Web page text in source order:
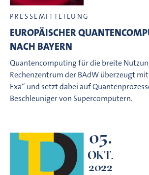
PRESSEMITTEILUNG
EUROPÄISCHER
NACH BAYERN
Quantencomputing für die breite
Rechenzentrum der BAdW überzeugt
Exa“ und setzt dabei auf
Beschleuniger von Supercomputern.
05.
OKT.
2022